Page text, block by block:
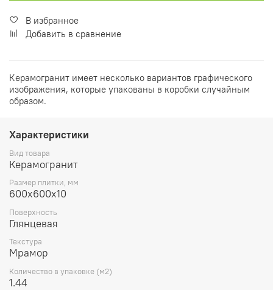
В избранное
Добавить в сравнение
Керамогранит имеет несколько вариантов графического
изображения, которые упакованы в коробки случайным
образом.
Характеристики
Вид товара
Керамогранит
Размер плитки, мм
600х600х10
Поверхность
Глянцевая
Текстура
Мрамор
Количество в упаковке (м2)
1.44